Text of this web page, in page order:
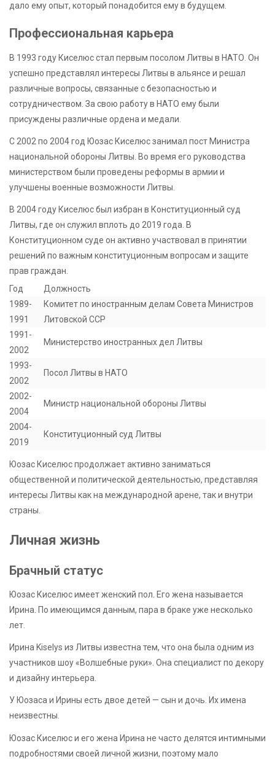
дало ему опыт, который понадобится ему в будущем.
Профессиональная карьера
В 1993 году Киселюс стал первым посолом Литвы в НАТО. Он
успешно представлял интересы Литвы в альянсе и решал
различные вопросы, связанные с безопасностью и
сотрудничеством. За свою работу в НАТО ему были
присуждены различные ордена и медали.
С 2002 по 2004 год Юозас Киселюс занимал пост Министра
национальной обороны Литвы. Во время его руководства
министерством были проведены реформы в армии и
улучшены военные возможности Литвы.
В 2004 году Киселюс был избран в Конституционный суд
Литвы, где он служил вплоть до 2019 года. В
Конституционном суде он активно участвовал в принятии
решений по важным конституционным вопросам и защите
прав граждан.
Год
Должность
1989-
1991
Комитет по иностранным делам Совета Министров
Литовской ССР
1991-
2002
Министерство иностранных дел Литвы
1993-
2002
Посол Литвы в НАТО
2002-
2004
Министр национальной обороны Литвы
2004-
2019
Конституционный суд Литвы
Юозас Киселюс продолжает активно заниматься
общественной и политической деятельностью, представляя
интересы Литвы как на международной арене, так и внутри
страны.
Личная жизнь
Брачный статус
Юозас Киселюс имеет женский пол. Его жена называется
Ирина. По имеющимся данным, пара в браке уже несколько
лет.
Ирина Kiselys из Литвы известна тем, что она была одним из
участников шоу «Волшебные руки». Она специалист по декору
и дизайну интерьера.
У Юозаса и Ирины есть двое детей — сын и дочь. Их имена
неизвестны.
Юозас Киселюс и его жена Ирина не часто делятся интимными
подробностями своей личной жизни, поэтому мало